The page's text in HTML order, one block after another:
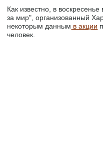
Как известно, в
за мир", организованный
некоторым данным в акции
человек.